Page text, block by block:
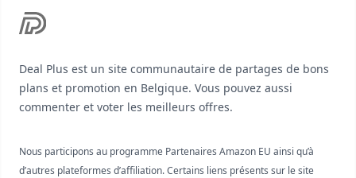
Deal Plus est un site communautaire de partages de bons
plans et promotion en Belgique. Vous pouvez aussi
commenter et voter les meilleurs offres.
Nous participons au programme Partenaires Amazon EU ainsi qu’à
d’autres plateformes d’affiliation. Certains liens présents sur le site